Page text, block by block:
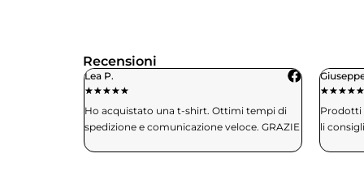
Recensioni
Giuseppe M.
★★★★★
Prodotti di qualità e puntualità di consegna..
li consiglio a chiunque
★★★★★
Ho
che
del